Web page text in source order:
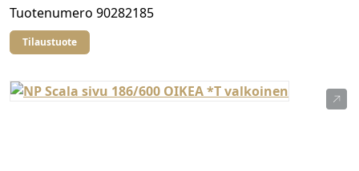
Tuotenumero 90282185
Tilaustuote